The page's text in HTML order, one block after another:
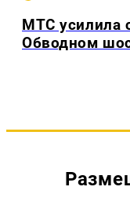
МТС усилила
Обводном